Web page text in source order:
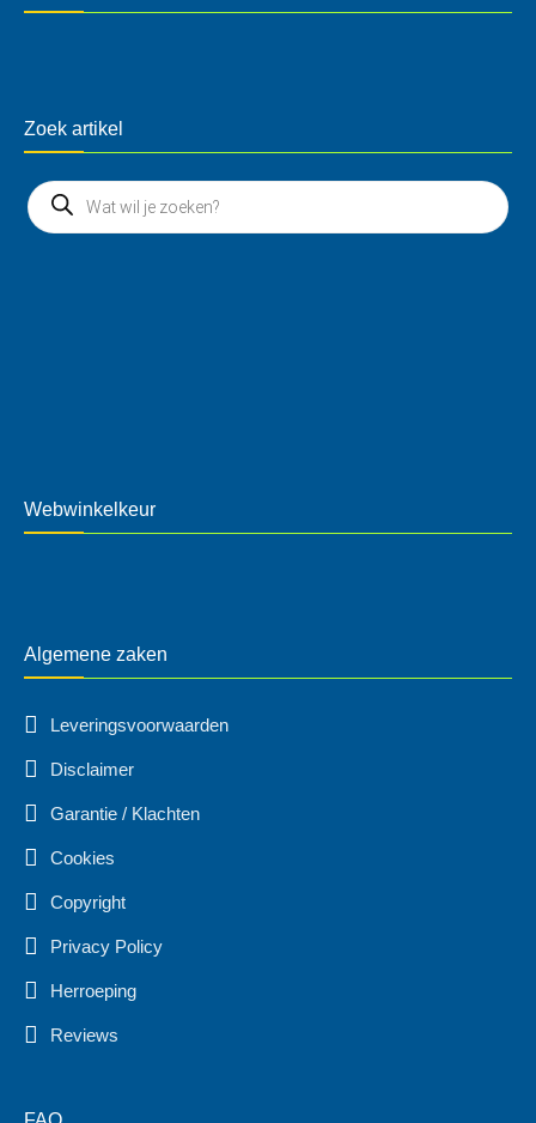
Zoek artikel
Webwinkelkeur
Algemene zaken
Leveringsvoorwaarden
Disclaimer
Garantie / Klachten
Cookies
Copyright
Privacy Policy
Herroeping
Reviews